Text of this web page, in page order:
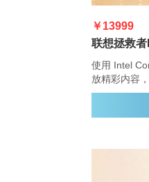
￥13999
使用 Intel Core 和 NVIDIA GeForce RTX 40 系列播
放精彩内容
Engine+ 让